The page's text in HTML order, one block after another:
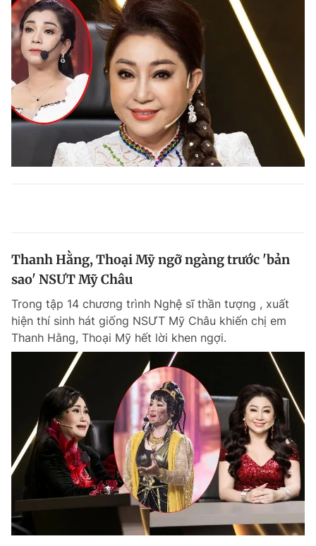
Thanh Hằng, Thoại Mỹ ngỡ ngàng trước 'bản
sao' NSƯT Mỹ Châu
Trong tập 14 chương trình Nghệ sĩ thần tượng , xuất
hiện thí sinh hát giống NSƯT Mỹ Châu khiến chị em
Thanh Hằng, Thoại Mỹ hết lời khen ngợi.